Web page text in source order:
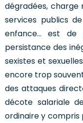
dégradées, charge
services publics
enfance… est de
persistance des
sexistes et
encore trop
des attaques
décote salariale
ordinaire y compris